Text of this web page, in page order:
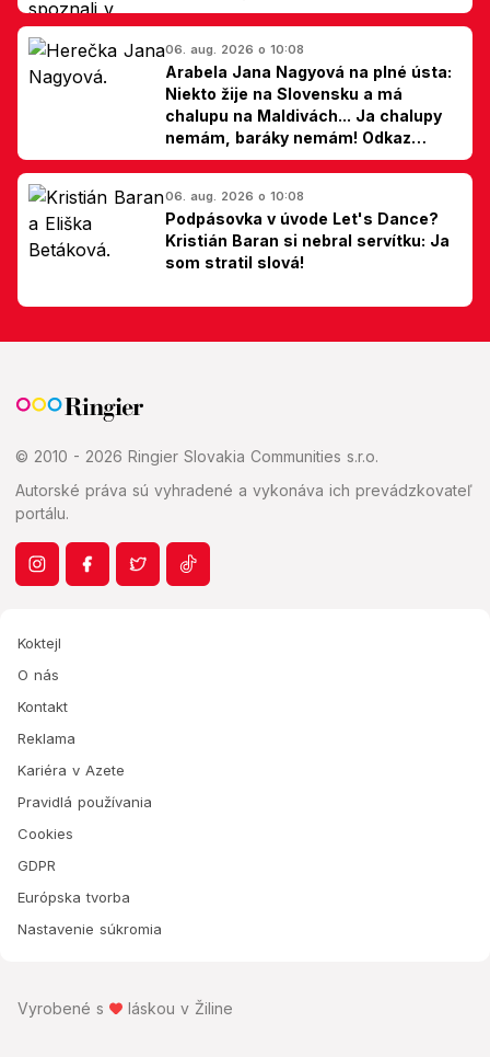
06. aug. 2026 o 10:08
Arabela Jana Nagyová na plné ústa:
Niekto žije na Slovensku a má
chalupu na Maldivách... Ja chalupy
nemám, baráky nemám! Odkaz
Slovákom
06. aug. 2026 o 10:08
Podpásovka v úvode Let's Dance?
Kristián Baran si nebral servítku: Ja
som stratil slová!
© 2010 - 2026 Ringier Slovakia Communities s.r.o.
Autorské práva sú vyhradené a vykonáva ich prevádzkovateľ
portálu.
Koktejl
O nás
Kontakt
Reklama
Kariéra v Azete
Pravidlá používania
Cookies
GDPR
Európska tvorba
Nastavenie súkromia
Vyrobené s láskou v Žiline